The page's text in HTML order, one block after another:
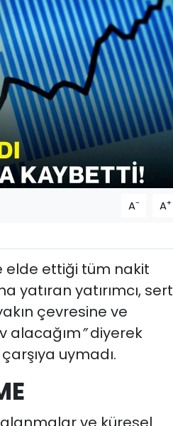
A- A+
elde ettiği tüm nakit
yatıran yatırımcı, sert
çevresine ve
alacağım”diyerek
uymadı.